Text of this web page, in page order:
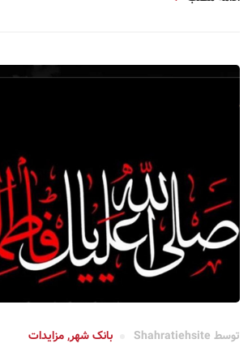
توسط Shahratiehsite بانک شهر,مزایدات